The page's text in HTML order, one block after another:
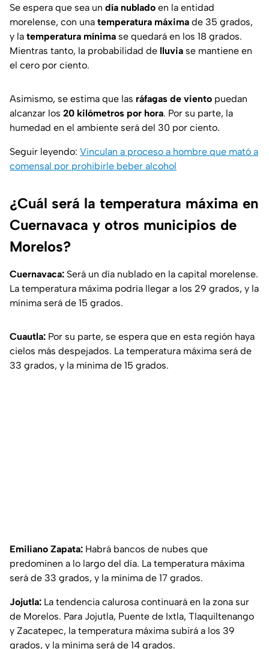
Se espera que sea un día nublado en la entidad
morelense, con una temperatura máxima de 35 grados,
y la temperatura mínima se quedará en los 18 grados.
Mientras tanto, la probabilidad de lluvia se mantiene en
el cero por ciento.
Asimismo, se estima que las ráfagas de viento puedan
alcanzar los 20 kilómetros por hora. Por su parte, la
humedad en el ambiente será del 30 por ciento.
Seguir leyendo: Vinculan a proceso a hombre que mató a
comensal por prohibirle beber alcohol
¿Cuál será la temperatura máxima en
Cuernavaca y otros municipios de
Morelos?
Cuernavaca: Será un día nublado en la capital morelense.
La temperatura máxima podría llegar a los 29 grados, y la
mínima será de 15 grados.
Cuautla: Por su parte, se espera que en esta región haya
cielos más despejados. La temperatura máxima será de
33 grados, y la mínima de 15 grados.
Emiliano Zapata: Habrá bancos de nubes que
predominen a lo largo del día. La temperatura máxima
será de 33 grados, y la mínima de 17 grados.
Jojutla: La tendencia calurosa continuará en la zona sur
de Morelos. Para Jojutla, Puente de Ixtla, Tlaquiltenango
y Zacatepec, la temperatura máxima subirá a los 39
grados, y la mínima será de 14 grados.